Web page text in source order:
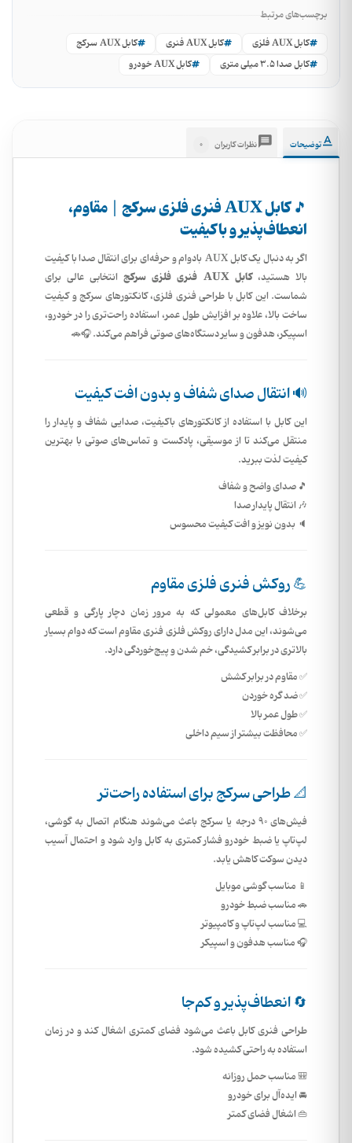
برچسب‌های مرتبط
کابل AUX فلزی
کابل AUX فنری
کابل AUX سرکج
کابل صدا 3.5 میلی متری
کابل AUX خودرو
توضیحات نظرات کاربران 0
🎵 کابل AUX فنری فلزی سرکج | مقاوم،
انعطاف‌پذیر و باکیفیت
اگر به دنبال یک کابل AUX بادوام و حرفه‌ای برای انتقال صدا با کیفیت
بالا هستید،کابل AUX فنری فلزی سرکج
انتخابی عالی برای
شماست. این کابل با طراحی فنری فلزی، کانکتورهای سرکج و کیفیت
ساخت بالا، علاوه بر افزایش طول عمر، استفاده راحت‌تری را در خودرو،
اسپیکر، هدفون و سایر دستگاه‌های صوتی فراهم می‌کند. 🎧🚗
🔊 انتقال صدای شفاف و بدون افت کیفیت
این کابل با استفاده از کانکتورهای باکیفیت، صدایی شفاف و پایدار را
منتقل می‌کند تا از موسیقی، پادکست و تماس‌های صوتی با بهترین
کیفیت لذت ببرید.
🎵 صدای واضح و شفاف
🎶 انتقال پایدار صدا
🔈 بدون نویز و افت کیفیت محسوس
💪 روکش فنری فلزی مقاوم
برخلاف کابل‌های معمولی که به مرور زمان دچار پارگی و قطعی
می‌شوند، این مدل دارای روکش فلزی فنری مقاوم است که دوام بسیار
بالاتری در برابر کشیدگی، خم شدن و پیچ‌خوردگی دارد.
✅ مقاوم در برابر کشش
✅ ضد گره خوردن
✅ طول عمر بالا
✅ محافظت بیشتر از سیم داخلی
📐 طراحی سرکج برای استفاده راحت‌تر
فیش‌های 90 درجه یا سرکج باعث می‌شوند هنگام اتصال به گوشی،
لپ‌تاپ یا ضبط خودرو فشار کمتری به کابل وارد شود و احتمال آسیب
دیدن سوکت کاهش یابد.
📱 مناسب گوشی موبایل
🚗 مناسب ضبط خودرو
💻 مناسب لپ‌تاپ و کامپیوتر
🎧 مناسب هدفون و اسپیکر
🔄 انعطاف‌پذیر و کم‌جا
طراحی فنری کابل باعث می‌شود فضای کمتری اشغال کند و در زمان
استفاده به راحتی کشیده شود.
🎒 مناسب حمل روزانه
🚘 ایده‌آل برای خودرو
👜 اشغال فضای کمتر